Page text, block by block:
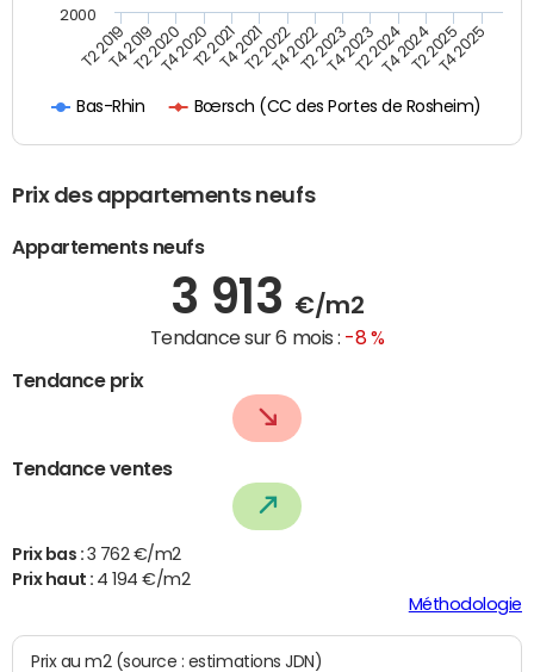
Bas-Rhin Bœrsch (CC des Portes de Rosheim)
T2 2019T4 2019T2 2020T4 2020T2 2021T4 2021T2 2022T4 2022T2 2023T4 2023T2 2024T4 2024T2 2025T4 2025
2000
Prix des appartements neufs
Appartements neufs
3 913 €/m2
Tendance sur 6 mois : -8 %
Tendance prix
Tendance ventes
Prix bas : 3 762 €/m2
Prix haut : 4 194 €/m2
Méthodologie
Prix au m2 (source : estimations JDN)